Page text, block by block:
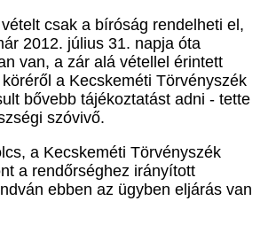
csak a bíróság rendelheti el,
2012. július 31. napja óta
van, a zár alá vétellel érintett
a Kecskeméti Törvényszék
bővebb tájékoztatást adni - tette
szóvivő.
a Kecskeméti Törvényszék
a rendőrséghez irányított
ebben az ügyben eljárás van